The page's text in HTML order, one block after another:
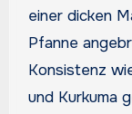
einer dicken
Pfanne
Konsistenz
und Kurkuma